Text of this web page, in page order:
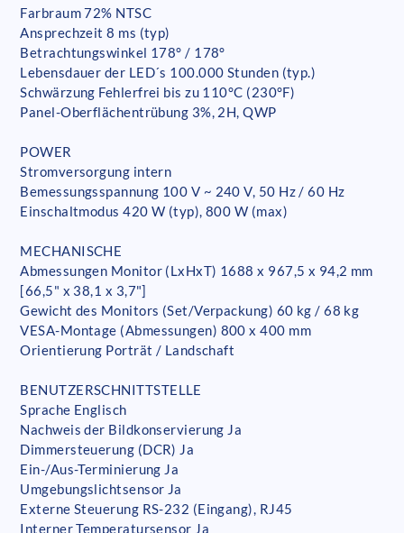
Farbraum 72% NTSC
Ansprechzeit 8 ms (typ)
Betrachtungswinkel 178° / 178°
Lebensdauer der LED´s 100.000 Stunden (typ.)
Schwärzung Fehlerfrei bis zu 110°C (230°F)
Panel-Oberflächentrübung 3%, 2H, QWP
POWER
Stromversorgung intern
Bemessungsspannung 100 V ~ 240 V, 50 Hz / 60 Hz
Einschaltmodus 420 W (typ), 800 W (max)
MECHANISCHE
Abmessungen Monitor (LxHxT) 1688 x 967,5 x 94,2 mm
[66,5" x 38,1 x 3,7"]
Gewicht des Monitors (Set/Verpackung) 60 kg / 68 kg
VESA-Montage (Abmessungen) 800 x 400 mm
Orientierung Porträt / Landschaft
BENUTZERSCHNITTSTELLE
Sprache Englisch
Nachweis der Bildkonservierung Ja
Dimmersteuerung (DCR) Ja
Ein-/Aus-Terminierung Ja
Umgebungslichtsensor Ja
Externe Steuerung RS-232 (Eingang), RJ45
Interner Temperatursensor Ja